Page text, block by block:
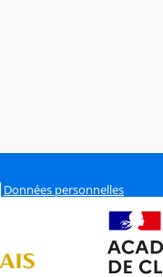
Données personnelles